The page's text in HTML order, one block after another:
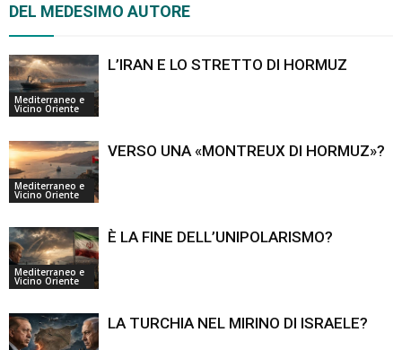
DEL MEDESIMO AUTORE
Mediterraneo e
Vicino Oriente
L’IRAN E LO STRETTO DI HORMUZ
Mediterraneo e
Vicino Oriente
VERSO UNA «MONTREUX DI HORMUZ»?
Mediterraneo e
Vicino Oriente
È LA FINE DELL’UNIPOLARISMO?
LA TURCHIA NEL MIRINO DI ISRAELE?